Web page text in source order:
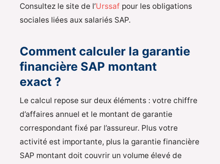
Consultez le site de l’Urssaf pour les obligations
sociales liées aux salariés SAP.
Comment calculer la garantie
financière SAP montant
exact ?
Le calcul repose sur deux éléments : votre chiffre
d’affaires annuel et le montant de garantie
correspondant fixé par l’assureur. Plus votre
activité est importante, plus la garantie financière
SAP montant doit couvrir un volume élevé de